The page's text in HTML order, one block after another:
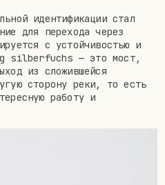
идентификации стал
для перехода через
с устойчивостью и
silberfuchs — это мост,
из сложившейся
сторону реки, то есть
работу и